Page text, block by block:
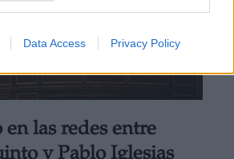
Data Access Privacy Policy
las redes entre
y Pablo Iglesias